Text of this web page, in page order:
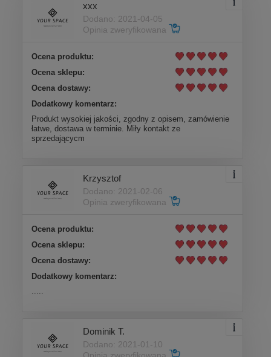
xxx
Dodano: 2021-04-05
Opinia zweryfikowana
Ocena produktu:
Ocena sklepu:
Ocena dostawy:
Dodatkowy komentarz:
Produkt wysokiej jakości, zgodny z opisem, zamówienie
łatwe, dostawa w terminie. Miły kontakt ze
sprzedającycm
Krzysztof
Dodano: 2021-02-06
Opinia zweryfikowana
Ocena produktu:
Ocena sklepu:
Ocena dostawy:
Dodatkowy komentarz:
Dominik T.
Dodano: 2021-01-10